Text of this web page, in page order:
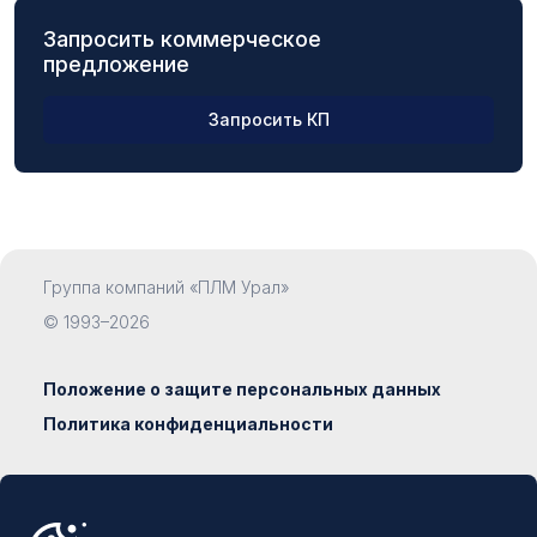
Запросить коммерческое
предложение
Запросить КП
Компания
Группа компаний «ПЛМ Урал»
© 1993–2026
Положение о защите персональных данных
Политика конфиденциальности